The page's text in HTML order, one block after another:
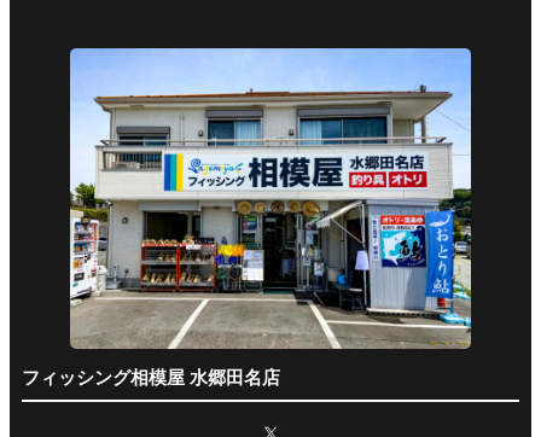
フィッシング相模屋 水郷田名店